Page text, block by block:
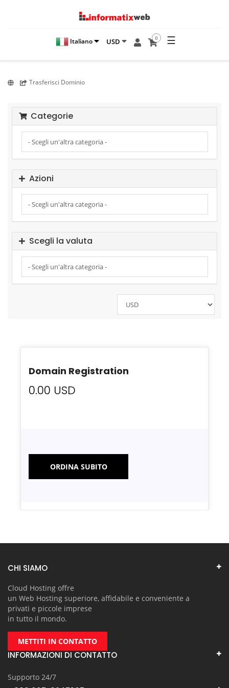
Italiano USD 0 ☰
Trasferisci Dominio
Categorie
Azioni
Scegli la valuta
Domain Registration
0.00 USD
ORDINA SUBITO
CHI SIAMO
Cloud Hosting offre
un Web Hosting superiore, affidabile e conveniente a
privati e piccole imprese
in tutto il mondo.
METTITI IN CONTATTO
INFORMAZIONI DI CONTATTO
Supporto 24/7